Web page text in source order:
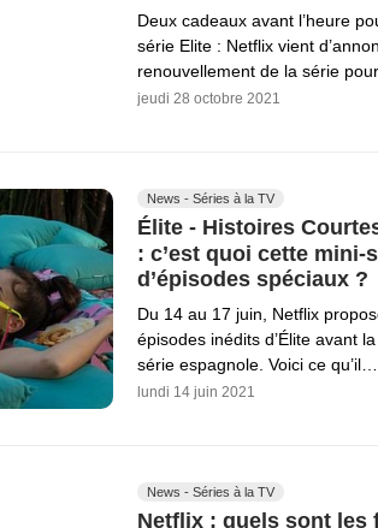
Deux cadeaux avant l’heure
série Elite : Netflix vient
renouvellement de la série
jeudi 28 octobre 2021
News - Séries à la TV
Élite - Histoires
: c’est quoi cette mini-
d’épisodes spéciaux ?
Du 14 au 17 juin, Netflix
épisodes inédits d’Élite avant
série espagnole. Voici ce qu’il…
lundi 14 juin 2021
News - Séries à la TV
Netflix : quels sont les